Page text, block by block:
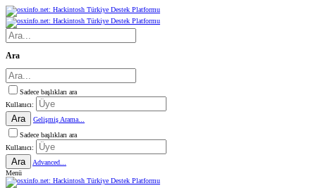
Ara
Sadece başlıkları ara
Kullanıcı:
Ara
Gelişmiş Arama...
Sadece başlıkları ara
Kullanıcı:
Ara
Advanced...
Menü